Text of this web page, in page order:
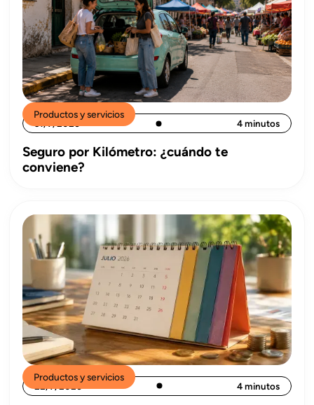
Productos y servicios
31/7/2026 4 minutos
Seguro por Kilómetro: ¿cuándo te
conviene?
Productos y servicios
22/7/2026 4 minutos